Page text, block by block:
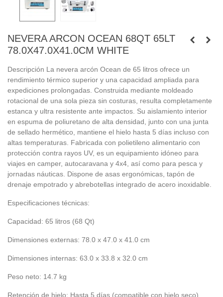
NEVERA ARCON OCEAN 68QT 65LT
78.0X47.0X41.0CM WHITE
Descripción La nevera arcón Ocean de 65 litros ofrece un
rendimiento térmico superior y una capacidad ampliada para
expediciones prolongadas. Construida mediante moldeado
rotacional de una sola pieza sin costuras, resulta completamente
estanca y ultra resistente ante impactos. Su aislamiento interior
en espuma de poliuretano de alta densidad, junto con una junta
de sellado hermético, mantiene el hielo hasta 5 días incluso con
altas temperaturas. Fabricada con polietileno alimentario con
protección contra rayos UV, es un equipamiento idóneo para
viajes en camper, autocaravana y 4x4, así como para pesca y
jornadas náuticas. Dispone de asas ergonómicas, tapón de
drenaje empotrado y abrebotellas integrado de acero inoxidable.
Especificaciones técnicas:
Capacidad: 65 litros (68 Qt)
Dimensiones externas: 78.0 x 47.0 x 41.0 cm
Dimensiones internas: 63.0 x 33.8 x 32.0 cm
Peso neto: 14.7 kg
Retención de hielo: Hasta 5 días (compatible con hielo seco)